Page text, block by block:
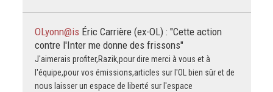
OLyonn@is Éric Carrière (ex-OL) : "Cette action
contre l'Inter me donne des frissons"
J'aimerais profiter,Razik,pour dire merci à vous et à
l'équipe,pour vos émissions,articles sur l'OL bien sûr et de
nous laisser un espace de liberté sur l'espace